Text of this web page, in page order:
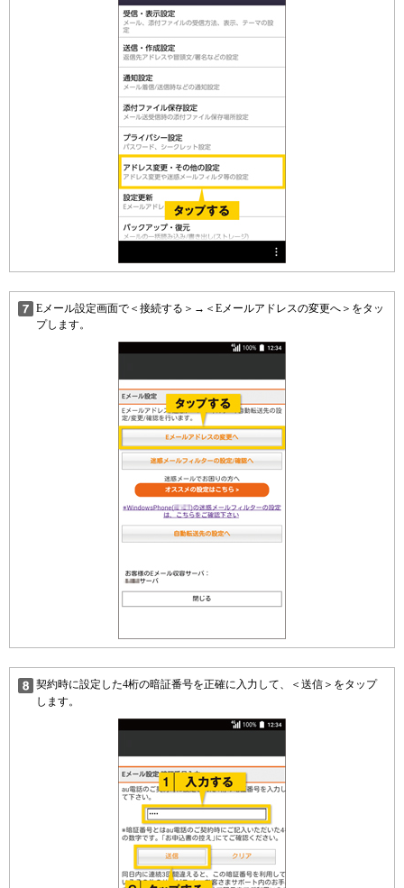
Eメール設定画面で＜接続する＞→＜Eメールアドレスの変更へ＞をタッ
プします。
契約時に設定した4桁の暗証番号を正確に入力して、＜送信＞をタップ
します。